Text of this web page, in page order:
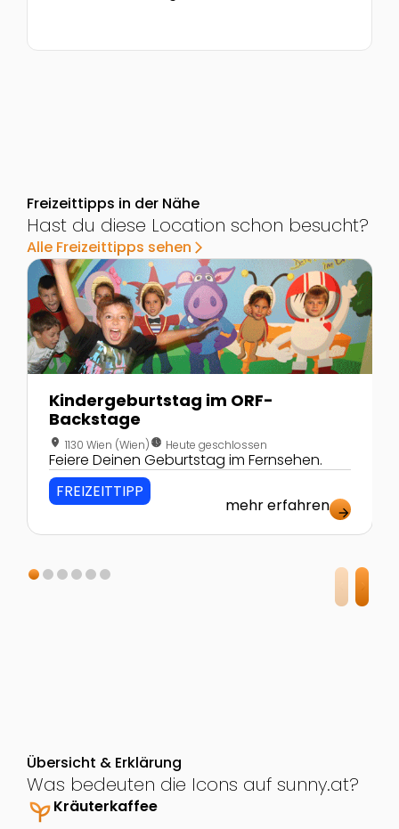
Freizeittipps in der Nähe
Hast du diese Location schon besucht?
Alle Freizeittipps sehen arrow_forward_ios
Zur Detailseite von Kindergeburtstag im ORF-
Kindergeburtstag im ORF-
Backstage
location_on 1130 Wien (Wien)nest_clock_farsight_analog Heute geschlossen
Feiere Deinen Geburtstag im Fernsehen.
FREIZEITTIPP
mehr erfahren arrow_forward
Übersicht & Erklärung
Was bedeuten die Icons auf sunny.at?
psychiatryKräuterkaffee